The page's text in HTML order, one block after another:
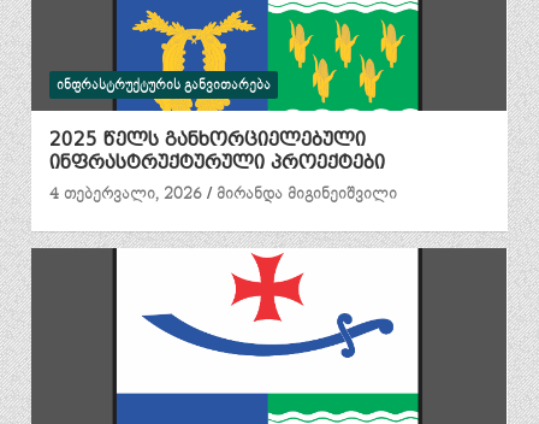
ᲘᲜᲤᲠᲐᲡᲢᲠᲣᲥᲢᲣᲠᲘᲡ ᲒᲐᲜᲕᲘᲗᲐᲠᲔᲑᲐ
2025 წელს განხორციელებული
ინფრასტრუქტურული პროექტები
4 თებერვალი, 2026
მირანდა მიგინეიშვილი